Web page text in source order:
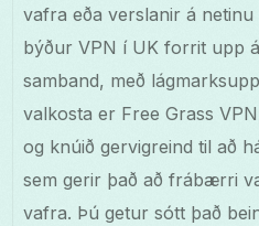
vafra eða verslanir á
býður VPN í UK forrit upp
samband, með
valkosta er Free Grass
og knúið gervigreind til að
sem gerir það að frábærri
vafra. Þú getur sótt það